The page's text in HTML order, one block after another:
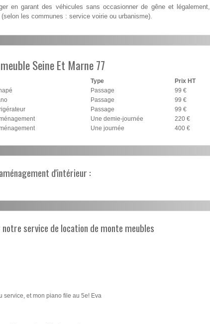
en garant des véhicules sans occasionner de gêne et légalement,
les communes : service voirie ou urbanisme).
Seine Et Marne 77
Type
Prix HT
Passage
99 €
Passage
99 €
Passage
99 €
Une demie-journée
220 €
Une journée 400 €
d'intérieur :
service de location de monte meubles
service, et mon piano file au 5e! Eva